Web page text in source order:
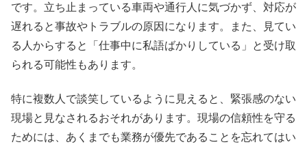
です。立ち止まっている車両や通行人に気づかず、対応が
遅れると事故やトラブルの原因になります。また、見てい
る人からすると「仕事中に私語ばかりしている」と受け取
られる可能性もあります。
特に複数人で談笑しているように見えると、緊張感のない
現場と見なされるおそれがあります。現場の信頼性を守る
ためには、あくまでも業務が優先であることを忘れてはい